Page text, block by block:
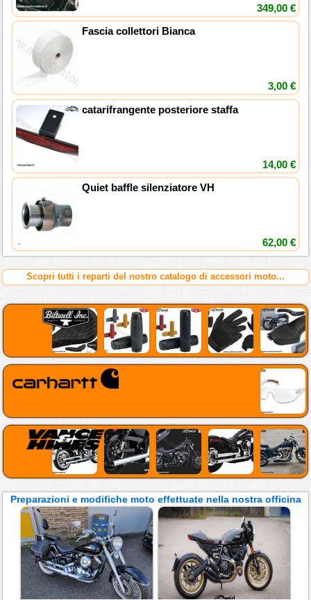
349,00 €
Fascia collettori Bianca
3,00 €
catarifrangente posteriore staffa
14,00 €
Quiet baffle silenziatore VH
62,00 €
Scopri tutti i reparti del nostro catalogo di accessori moto...
Preparazioni e modifiche moto effettuate nella nostra officina